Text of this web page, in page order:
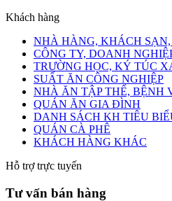
Khách hàng
NHÀ HÀNG, KHÁCH SẠN,
CÔNG TY, DOANH
TRƯỜNG HỌC, KÝ TÚC
SUẤT ĂN CÔNG NGHIỆP
NHÀ ĂN TẬP THỂ, BỆNH
QUÁN ĂN GIA ĐÌNH
DANH SÁCH KH TIÊU
QUÁN CÀ PHÊ
KHÁCH HÀNG KHÁC
Hỗ trợ trực tuyến
Tư vấn bán hàng